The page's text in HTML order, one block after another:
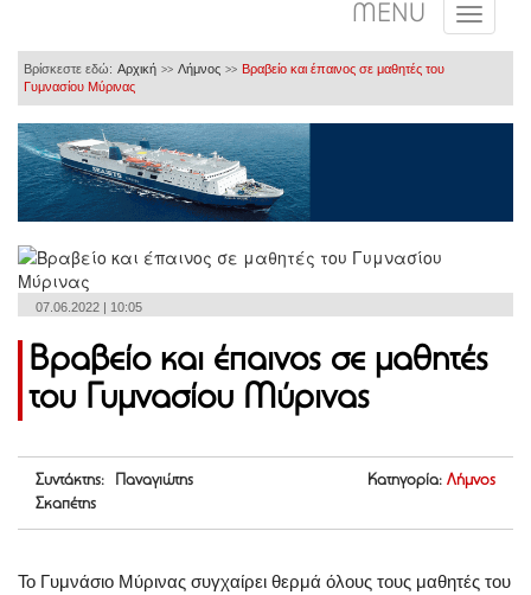
MENU
Βρίσκεστε εδώ: Αρχική >> Λήμνος >> Βραβείο και έπαινος σε μαθητές του
Γυμνασίου Μύρινας
07.06.2022 | 10:05
Βραβείο και έπαινος σε μαθητές
του Γυμνασίου Μύρινας
Συντάκτης: Παναγιώτης
Σκαπέτης
Κατηγορία: Λήμνος
Το Γυμνάσιο Μύρινας συγχαίρει θερμά όλους τους μαθητές του